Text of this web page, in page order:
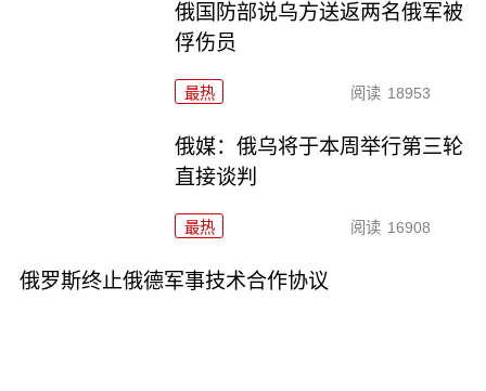
俄国防部说乌方送返两名俄军被
俘伤员
最热 阅读 18953
俄媒：俄乌将于本周举行第三轮
直接谈判
最热 阅读 16908
俄罗斯终止俄德军事技术合作协议